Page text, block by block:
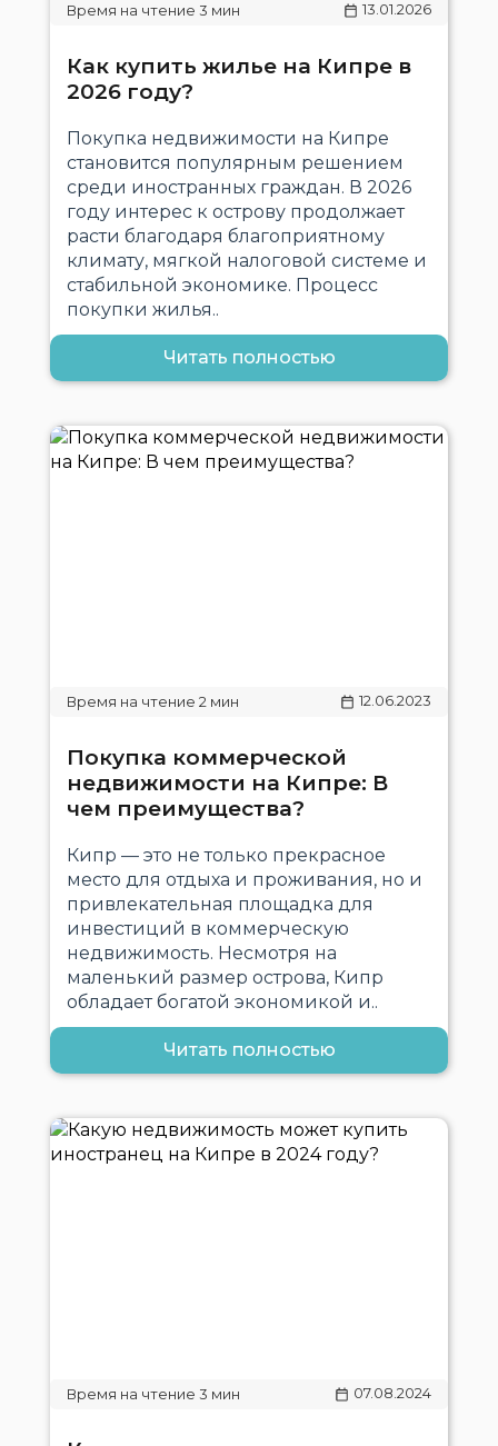
13.01.2026
Как купить жилье на Кипре в
2026 году?
Покупка недвижимости на Кипре
становится популярным решением
среди иностранных граждан. В 2026
году интерес к острову продолжает
расти благодаря благоприятному
климату, мягкой налоговой системе и
стабильной экономике. Процесс
покупки жилья..
Читать полностью
12.06.2023
Покупка коммерческой
недвижимости на Кипре: В
чем преимущества?
Кипр — это не только прекрасное
место для отдыха и проживания, но и
привлекательная площадка для
инвестиций в коммерческую
недвижимость. Несмотря на
маленький размер острова, Кипр
обладает богатой экономикой и..
Читать полностью
07.08.2024